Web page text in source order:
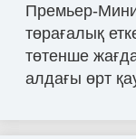
Премьер-
төрағалық
төтенше
алдағы өрт